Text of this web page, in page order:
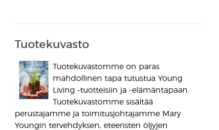
Tuotekuvasto
Tuotekuvastomme on paras
mahdollinen tapa tutustua Young
Living -tuotteisiin ja -elämäntapaan.
Tuotekuvastomme sisältää
perustajamme ja toimitusjohtajamme Mary
Youngin tervehdyksen, eteeristen öljyjen